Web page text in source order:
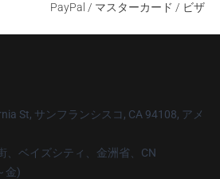
PayPal / マスターカード / ビザ
St, サンフランシスコ, CA 94108, アメ
、ベイズシティ、金洲省、CN
金)